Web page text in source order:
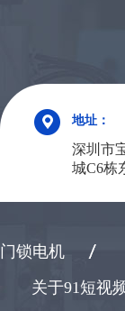
地址：
深圳市
城C6栋
门锁电机
关于91短视